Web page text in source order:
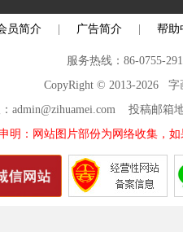
员简介 广告简介 帮助
服务热线：86-0755-
CopyRight © 2013-2026 字
admin@zihuamei.com 投稿邮
明：网站图片部份为网络收集，